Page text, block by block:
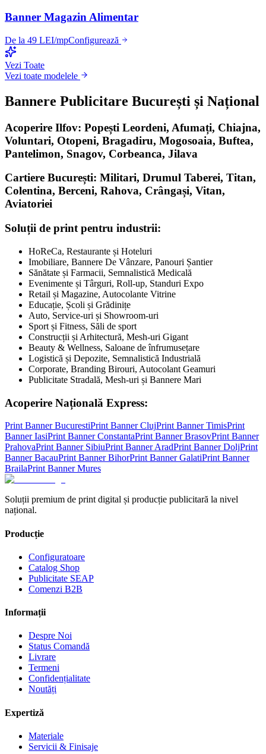
Banner Magazin Alimentar
De la 49 LEI/mpConfigurează
Vezi Toate
Vezi toate modelele
Bannere Publicitare București și Național
Acoperire Ilfov: Popești Leordeni, Afumați, Chiajna,
Voluntari, Otopeni, Bragadiru, Mogosoaia, Buftea,
Pantelimon, Snagov, Corbeanca, Jilava
Cartiere București: Militari, Drumul Taberei, Titan,
Colentina, Berceni, Rahova, Crângași, Vitan,
Aviatoriei
Soluții de print pentru industrii:
HoReCa, Restaurante și Hoteluri
Imobiliare, Bannere De Vânzare, Panouri Șantier
Sănătate și Farmacii, Semnalistică Medicală
Evenimente și Târguri, Roll-up, Standuri Expo
Retail și Magazine, Autocolante Vitrine
Educație, Școli și Grădinițe
Auto, Service-uri și Showroom-uri
Sport și Fitness, Săli de sport
Construcții și Arhitectură, Mesh-uri Gigant
Beauty & Wellness, Saloane de înfrumusețare
Logistică și Depozite, Semnalistică Industrială
Corporate, Branding Birouri, Autocolant Geamuri
Publicitate Stradală, Mesh-uri și Bannere Mari
Acoperire Națională Express:
Print BannerBucurestiPrint BannerClujPrint BannerTimisPrint
BannerIasiPrint BannerConstantaPrint BannerBrasovPrint Banner
PrahovaPrint Banner SibiuPrint BannerAradPrint BannerDoljPrint
BannerBacauPrint BannerBihorPrint BannerGalatiPrint Banner
BrailaPrint BannerMures
Soluții premium de print digital și producție publicitară la nivel
național.
Producție
Configuratoare
Catalog Shop
Publicitate SEAP
Comenzi B2B
Informații
Despre Noi
Status Comandă
Livrare
Termeni
Confidențialitate
Noutăți
Expertiză
Materiale
Servicii & Finisaje